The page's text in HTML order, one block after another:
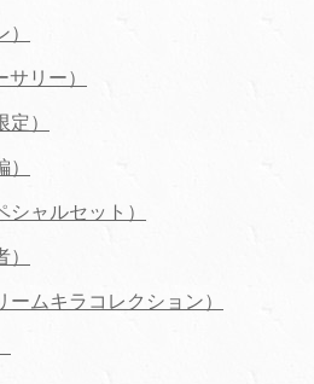
リー）
）
ャルセット）
ムキラコレクション）